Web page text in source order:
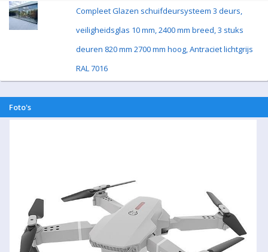
Compleet Glazen schuifdeursysteem 3 deurs,
veiligheidsglas 10 mm, 2400 mm breed, 3 stuks
deuren 820 mm 2700 mm hoog, Antraciet lichtgrijs
RAL 7016
Foto's